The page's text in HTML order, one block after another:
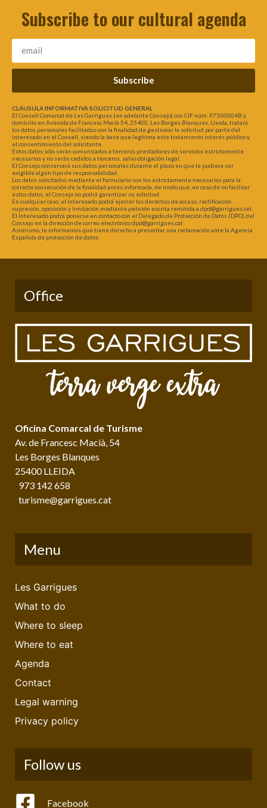
Subscribe to our cultural agenda
Subscribe
CLÁUSULA INFORMATIVA SOLICITUD GENERAL
El Consell Comarcal de Les Garrigues (en adelante Consejo) con CIF núm. P7500004B y
domicilio en Avenida de Francesc Macià 54, 25400, Les Borges Blanques, Lleida, tratará
los datos personales facilitados con la finalidad de gestionar la solicitud por parte del
interesado en el Consell, siendo la base que legitima este tratamiento interés público y
el consentimiento del solicitante.
Estos datos sólo serán comunicados a terceros prestadores de servicios estrictamente
necesarios y no serán cedidos a terceros, salvo obligación legal.
El Consejo conservará sus datos personales durante el plazo en que le pudiera ser
exigible algún tipo de responsabilidad.
Los datos solicitados mediante el formulario son los estrictamente necesarios para la
correcta consecución de la finalidad antes informada, de modo que, en caso de no facilitar
estos datos, el Consejo no podrá garantizar su solicitud.
En cualquier caso, el Interesado podrá ejercer los derechos de acceso, rectificación,
supresión, oposición y limitación mediante petición escrita remitida a dpd@garrigues.cat.
El Interesado podrá ponerse en contacto con el Delegado de Protección de Datos (DPO) del
Consejo en la dirección de correo electrónico dpd@garrigues.cat
Asimismo, le informamos que tiene derecho a presentar una reclamación ante la Agencia
Española de protección de datos.
Office
Oficina Comarcal de Turisme
Av. de Francesc Macià, 54
Les Borges Blanques
25400 LLEIDA
973 142 658
turisme@garrigues.cat
Menu
Les Garrigues
What to do
Where to sleep
Where to eat
Agenda
Contact
Legal warning
Privacy policy
Follow us
Facebook